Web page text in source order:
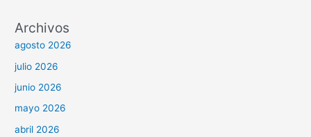
Archivos
agosto 2026
julio 2026
junio 2026
mayo 2026
abril 2026